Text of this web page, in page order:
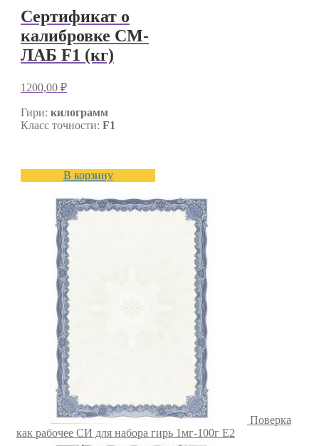
Сертификат о
калибровке СМ-
ЛАБ F1 (кг)
1200,00 ₽
Гири: килограмм
Класс точности: F1
В корзину
Поверка
как рабочее СИ для набора гирь 1мг-100г E2